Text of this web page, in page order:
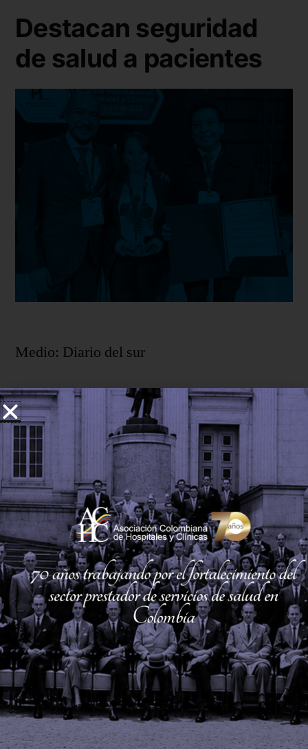
Destacan seguridad
de salud a pacientes
Medio: Diario del sur
desarrollo
Agosto 8, 2022
ACHC en los medios
Meditech registró cifra
récord de visitantes en
su versión 2022